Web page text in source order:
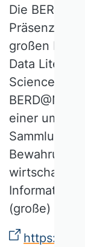
Die BERD
Präsenz-
großen
Data
Science. Sie
einer
Sammlung,
Bewahrung
(große) Daten.
https://